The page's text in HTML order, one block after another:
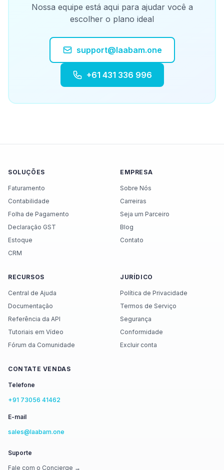
Nossa equipe está aqui para ajudar você a
escolher o plano ideal
support@laabam.one
+61 431 336 996
SOLUÇÕES
Faturamento
Contabilidade
Folha de Pagamento
Declaração GST
Estoque
CRM
EMPRESA
Sobre Nós
Carreiras
Seja um Parceiro
Blog
Contato
RECURSOS
Central de Ajuda
Documentação
Referência da API
Tutoriais em Vídeo
Fórum da Comunidade
JURÍDICO
Política de Privacidade
Termos de Serviço
Segurança
Conformidade
Excluir conta
CONTATE VENDAS
Telefone
+91 73056 41462
E-mail
sales@laabam.one
Suporte
Fale com o Concierge →